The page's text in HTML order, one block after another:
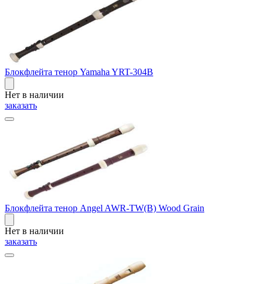
Блокфлейта тенор Yamaha YRT-304B
Нет в наличии
заказать
Блокфлейта тенор Angel AWR-TW(B) Wood Grain
Нет в наличии
заказать